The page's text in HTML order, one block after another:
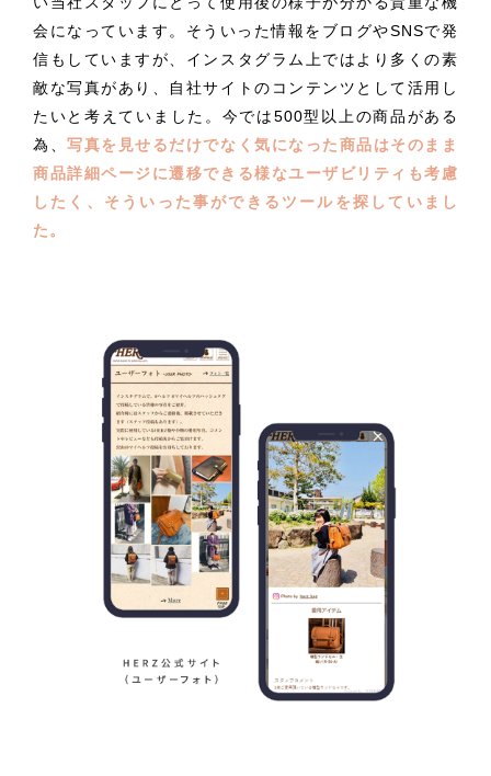
会になっています。そういった情報をブログやSNSで発
信もしていますが、インスタグラム上ではより多くの素
敵な写真があり、自社サイトのコンテンツとして活用し
たいと考えていました。今では500型以上の商品がある
為、写真を見せるだけでなく気になった商品はそのまま
商品詳細ページに遷移できる様なユーザビリティも考慮
したく、そういった事ができるツールを探していまし
た。